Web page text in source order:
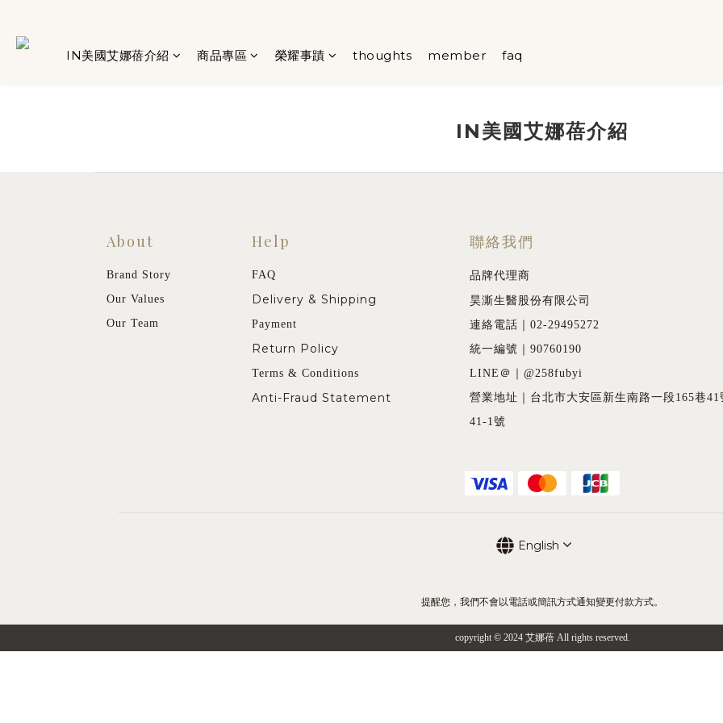
IN美國艾娜蓓介紹 商品專區 榮耀事蹟 thoughts member faq
IN美國艾娜蓓介紹
About
Brand Story
Our Values
Our Team
Help
FAQ
Delivery & Shipping
Payment
Return Policy
Terms & Conditions
Anti-Fraud Statement
聯絡我們
品牌代理商
昊澌生醫股份有限公司
連絡電話｜02-29495272
統一編號｜90760190
LINE＠｜@258fubyi
營業地址｜台北市大安區新生南路一段165巷41
41-1號
English
提醒您，我們不會以電話或簡訊方式通知變更付款方式。
copyright © 2024 艾娜蓓 All rights reserved.